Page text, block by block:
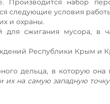
набор
следующие условия
и охраны.
сжигания мусора, в
Республики Крым и
дельца, в которую
их на самую западную